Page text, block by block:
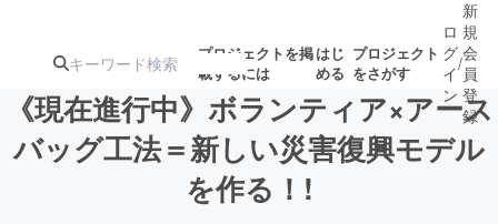
プロジェクトを掲
載するには
はじ
める
プロジェクト
をさがす
注目の新着プロ
ジェクト
募集終了が近いプ
ロ
グ
イ
ン
/
新
規
会
員
登
録
《現在進行中》ボランティア×アース
バッグ工法＝新しい災害復興モデル
を作る！!